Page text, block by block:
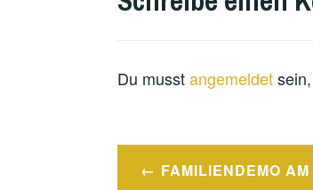
Du musstangemeldet
FAMILIENDEMO